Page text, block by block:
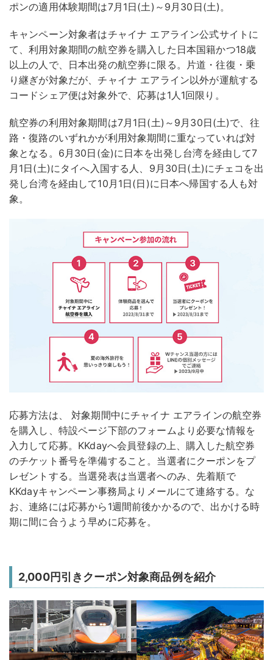
ポンの適用体験期間は7月1日(土)～9月30日(土)。
キャンペーン対象者はチャイナ エアライン公式サイトに
て、利用対象期間の航空券を購入した日本国籍かつ18歳
以上の人で、日本出発の航空券に限る。片道・往復・乗
り継ぎが対象だが、チャイナ エアライン以外が運航する
コードシェア便は対象外で、応募は1人1回限り。
航空券の利用対象期間は7月1日(土)～9月30日(土)で、往
路・復路のいずれかが利用対象期間に重なっていれば対
象となる。6月30日(金)に日本を出発し台湾を経由して7
月1日(土)にタイへ入国する人、9月30日(土)にチェコを出
発し台湾を経由して10月1日(日)に日本へ帰国する人も対
象。
応募方法は、 対象期間中にチャイナ エアラインの航空券
を購入し、特設ページ下部のフォームより必要な情報を
入力して応募。KKdayへ会員登録の上、購入した航空券
のチケット番号を準備すること。当選者にクーポンをプ
レゼントする。当選発表は当選者へのみ、先着順で
KKdayキャンペーン事務局よりメールにて連絡する。な
お、連絡には応募から1週間前後かかるので、出かける時
期に間に合うよう早めに応募を。
2,000円引きクーポン対象商品例を紹介